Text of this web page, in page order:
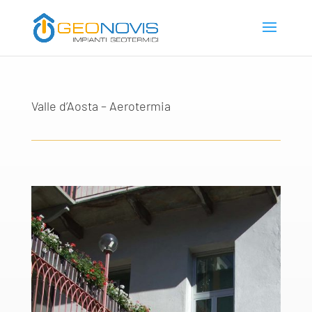
Valle d’Aosta – Aerotermia